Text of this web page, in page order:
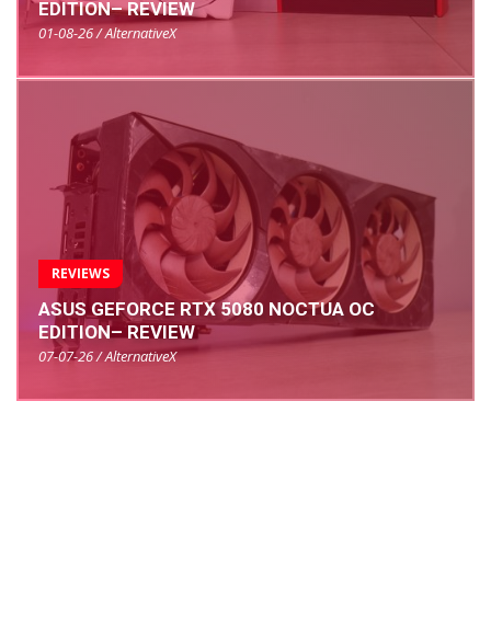
ASUS DUAL RADEON RX 9060XT 16GB WHITE
EDITION– REVIEW
REVIEWS
ASUS GEFORCE RTX 5080 NOCTUA OC
EDITION– REVIEW